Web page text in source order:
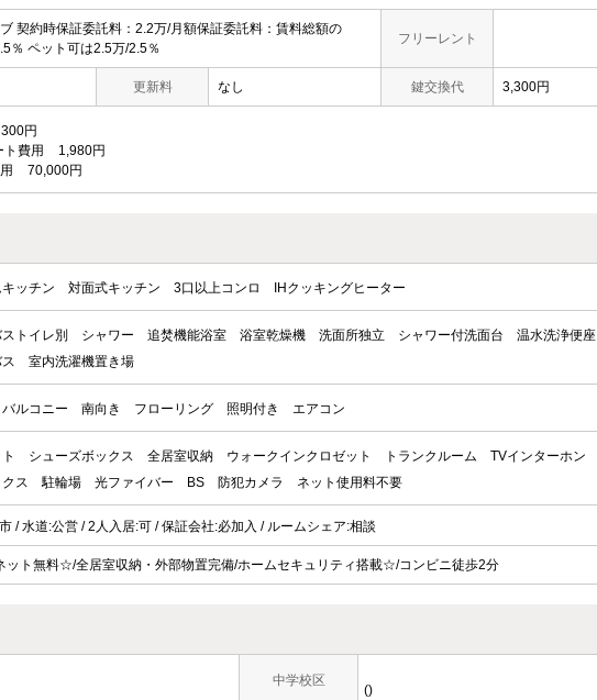
契約時保証委託料：2.2万/月額保証委託料：賃料総額の
％ ペット可は2.5万/2.5％
フリーレント
更新料 なし 鍵交換代 3,300円
300円
費用
1,980円
70,000円
ッチン 対面式キッチン 3口以上コンロ IHクッキングヒーター
トイレ別 シャワー 追焚機能浴室 浴室乾燥機 洗面所独立 シャワー付洗面台
温水洗浄便座
室内洗濯機置き場
バルコニー 南向き フローリング 照明付き エアコン
シューズボックス 全居室収納 ウォークインクロゼット トランクルーム
TVインターホン
ス
駐輪場 光ファイバー BS 防犯カメラ ネット使用料不要
/ 水道:公営 / 2人入居:可 / 保証会社:必加入 / ルームシェア:相談
ット無料☆/全居室収納・外部物置完備/ホームセキュリティ搭載☆/コンビニ徒歩2分
中学校区
()